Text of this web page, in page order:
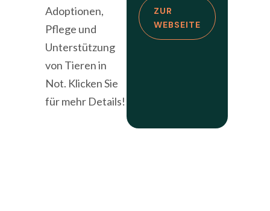
Adoptionen,
Pflege und
Unterstützung
von Tieren in
Not. Klicken Sie
für mehr Details!
ZUR
WEBSEITE